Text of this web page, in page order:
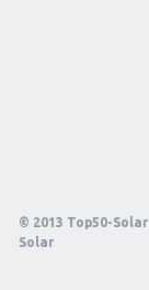
© 2013 Top50-Solar
Solar